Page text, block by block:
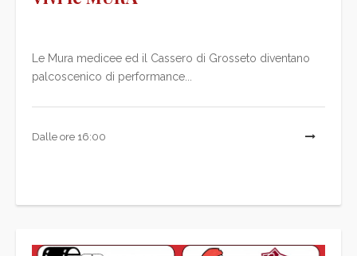
Le Mura medicee ed il Cassero di Grosseto diventano
palcoscenico di performance...
Dalle ore 16:00